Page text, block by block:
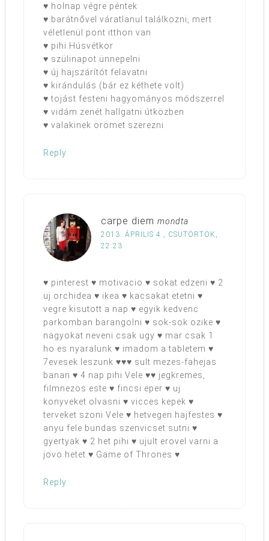
♥ holnap végre péntek
♥ barátnővel váratlanul találkozni, mert
véletlenül pont itthon van
♥ pihi Húsvétkor
♥ szülinapot ünnepelni
♥ új hajszárítót felavatni
♥ kirándulás (bár ez kéthete volt)
♥ tojást festeni hagyományos módszerrel
♥ vidám zenét hallgatni útközben
♥ valakinek örömet szerezni
Reply
carpe diem mondta
2013. ÁPRILIS 4., CSÜTÖRTÖK,
22:23
♥ pinterest ♥ motivacio ♥ sokat edzeni ♥ 2
uj orchidea ♥ ikea ♥ kacsakat etetni ♥
vegre kisutott a nap ♥ egyik kedvenc
parkomban barangolni ♥ sok-sok ozike ♥
nagyokat neveni csak ugy ♥ mar csak 1
ho es nyaralunk ♥ imadom a tabletem ♥
7evesek leszunk ♥♥♥ sult mezes-fahejas
banan ♥ 4 nap pihi Vele ♥♥ jegkremes,
filmnezos este ♥ fincsi eper ♥ uj
konyveket olvasni ♥ vicces kepek ♥
terveket szoni Vele ♥ hetvegen hajfestes ♥
anyu fele bundas szenvicset sutni ♥
gyertyak ♥ 2 het pihi ♥ ujult erovel varni a
jovo hetet ♥ Game of Thrones ♥
Reply